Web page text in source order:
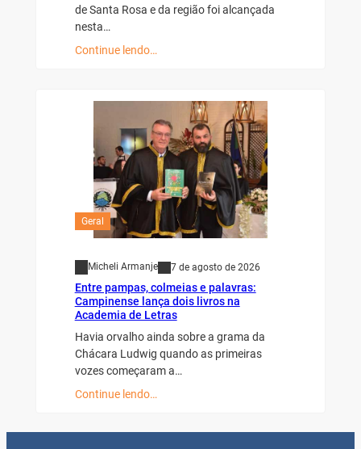
de Santa Rosa e da região foi alcançada
nesta…
Continue lendo…
Geral
Micheli Armanje 7 de agosto de 2026
Entre pampas, colmeias e palavras:
Campinense lança dois livros na
Academia de Letras
Havia orvalho ainda sobre a grama da
Chácara Ludwig quando as primeiras
vozes começaram a…
Continue lendo…